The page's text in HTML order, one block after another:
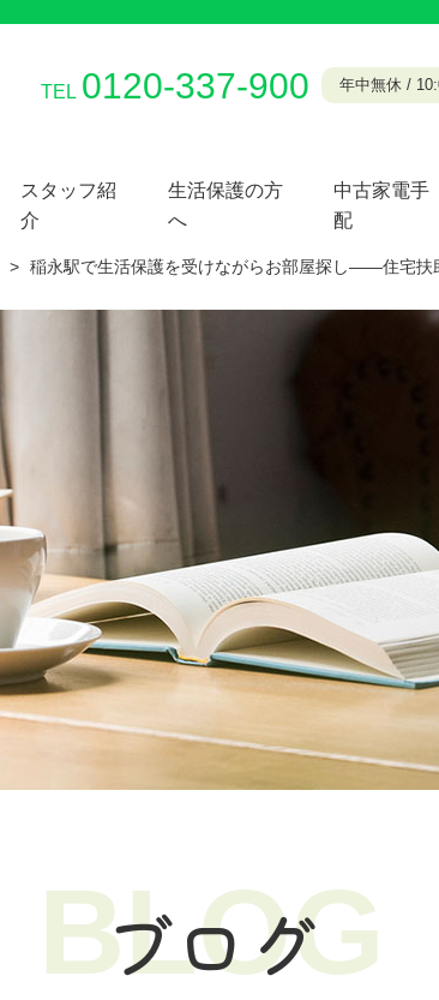
TEL 0120-337-900 年中無休 /
スタッフ紹
介
生活保護の方
へ
中古家電手
配
> 稲永駅で生活保護を受けながらお部屋探し——住宅扶
ブログ
BLOG